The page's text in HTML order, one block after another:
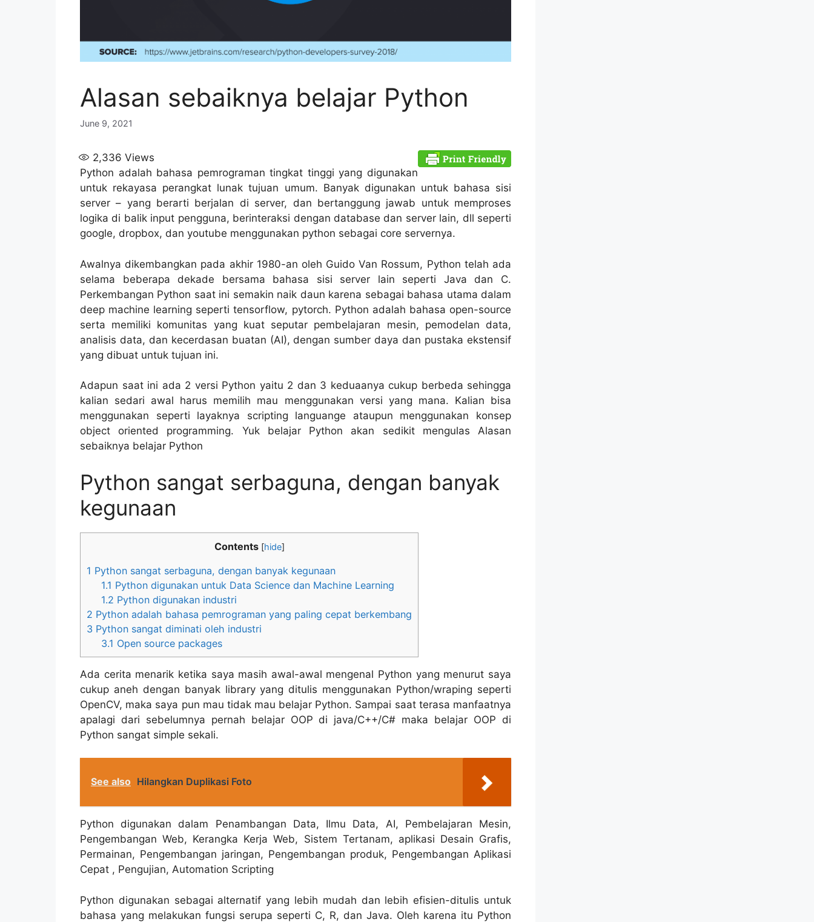
Alasan sebaiknya belajar Python
June 9, 2021
2,336 Views
Python adalah bahasa pemrograman tingkat tinggi yang digunakan
untuk rekayasa perangkat lunak tujuan umum. Banyak digunakan untuk bahasa sisi
server – yang berarti berjalan di server, dan bertanggung jawab untuk memproses
logika di balik input pengguna, berinteraksi dengan database dan server lain, dll seperti
google, dropbox, dan youtube menggunakan python sebagai core servernya.
Awalnya dikembangkan pada akhir 1980-an oleh Guido Van Rossum, Python telah ada
selama beberapa dekade bersama bahasa sisi server lain seperti Java dan C.
Perkembangan Python saat ini semakin naik daun karena sebagai bahasa utama dalam
deep machine learning seperti tensorflow, pytorch. Python adalah bahasa open-source
serta memiliki komunitas yang kuat seputar pembelajaran mesin, pemodelan data,
analisis data, dan kecerdasan buatan (AI), dengan sumber daya dan pustaka ekstensif
yang dibuat untuk tujuan ini.
Adapun saat ini ada 2 versi Python yaitu 2 dan 3 keduaanya cukup berbeda sehingga
kalian sedari awal harus memilih mau menggunakan versi yang mana. Kalian bisa
menggunakan seperti layaknya scripting languange ataupun menggunakan konsep
object oriented programming. Yuk belajar Python akan sedikit mengulas Alasan
sebaiknya belajar Python
Python sangat serbaguna, dengan banyak
kegunaan
Contents [hide]
1 Python sangat serbaguna, dengan banyak kegunaan
1.1 Python digunakan untuk Data Science dan Machine Learning
1.2 Python digunakan industri
2 Python adalah bahasa pemrograman yang paling cepat berkembang
3 Python sangat diminati oleh industri
3.1 Open source packages
Ada cerita menarik ketika saya masih awal-awal mengenal Python yang menurut saya
cukup aneh dengan banyak library yang ditulis menggunakan Python/wraping seperti
OpenCV, maka saya pun mau tidak mau belajar Python. Sampai saat terasa manfaatnya
apalagi dari sebelumnya pernah belajar OOP di java/C++/C# maka belajar OOP di
Python sangat simple sekali.
See also Hilangkan Duplikasi Foto
Python digunakan dalam Penambangan Data, Ilmu Data, AI, Pembelajaran Mesin,
Pengembangan Web, Kerangka Kerja Web, Sistem Tertanam, aplikasi Desain Grafis,
Permainan, Pengembangan jaringan, Pengembangan produk, Pengembangan Aplikasi
Cepat , Pengujian, Automation Scripting
Python digunakan sebagai alternatif yang lebih mudah dan lebih efisien-ditulis untuk
bahasa yang melakukan fungsi serupa seperti C, R, dan Java. Oleh karena itu Python